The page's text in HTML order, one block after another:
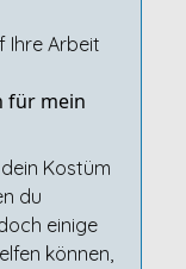
Ihre Arbeit
für mein
Kostüm
du
einige
können,